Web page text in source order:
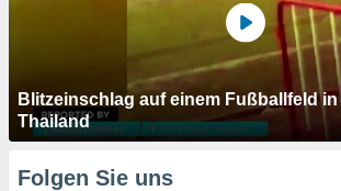
Blitzeinschlag auf einem Fußballfeld
Thailand
Folgen Sie uns